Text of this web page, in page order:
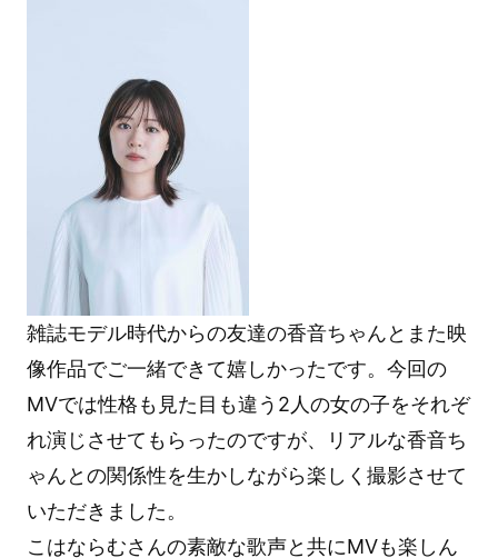
雑誌モデル時代からの友達の香音ちゃんとまた映
像作品でご一緒できて嬉しかったです。今回の
MVでは性格も見た目も違う2人の女の子をそれぞ
れ演じさせてもらったのですが、リアルな香音ち
ゃんとの関係性を生かしながら楽しく撮影させて
いただきました。
こはならむさんの素敵な歌声と共にMVも楽しん